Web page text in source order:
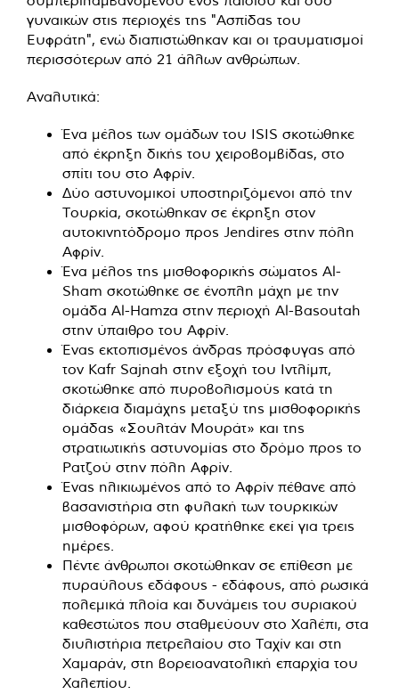
γυναικών στις περιοχές της "Ασπίδας του
Ευφράτη", ενώ διαπιστώθηκαν και οι τραυματισμοί
περισσότερων από 21 άλλων ανθρώπων.
Αναλυτικά:
Ένα μέλος των ομάδων του ISIS σκοτώθηκε
από έκρηξη δικής του χειροβομβίδας, στο
σπίτι του στο Αφρίν.
Δύο αστυνομικοί υποστηριζόμενοι από την
Τουρκία, σκοτώθηκαν σε έκρηξη στον
αυτοκινητόδρομο προς Jendires στην πόλη
Αφρίν.
Ένα μέλος της μισθοφορικής σώματος Al-
Sham σκοτώθηκε σε ένοπλη μάχη με την
ομάδα Al-Hamza στην περιοχή Al-Basoutah
στην ύπαιθρο του Αφρίν.
Ένας εκτοπισμένος άνδρας πρόσφυγας από
τον Kafr Sajnah στην εξοχή του Ιντλίμπ,
σκοτώθηκε από πυροβολισμούς κατά τη
διάρκεια διαμάχης μεταξύ της μισθοφορικής
ομάδας «Σουλτάν Μουράτ» και της
στρατιωτικής αστυνομίας στο δρόμο προς το
Ρατζού στην πόλη Αφρίν.
Ένας ηλικιωμένος από το Αφρίν πέθανε από
βασανιστήρια στη φυλακή των τουρκικών
μισθοφόρων, αφού κρατήθηκε εκεί για τρεις
ημέρες.
Πέντε άνθρωποι σκοτώθηκαν σε επίθεση με
πυραύλους εδάφους - εδάφους, από ρωσικά
πολεμικά πλοία και δυνάμεις του συριακού
καθεστώτος που σταθμεύουν στο Χαλέπι, στα
διυλιστήρια πετρελαίου στο Ταχίν και στη
Χαμαράν, στη βορειοανατολική επαρχία του
Χαλεπίου.